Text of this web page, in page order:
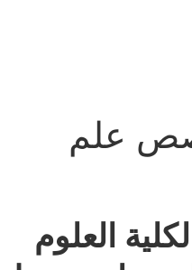
علم
العلوم